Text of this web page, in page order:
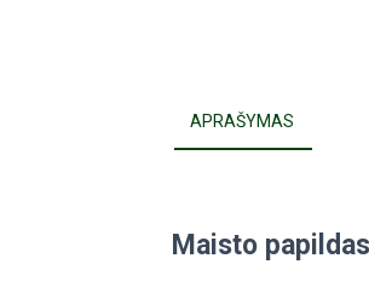
APRAŠYMAS
Maisto